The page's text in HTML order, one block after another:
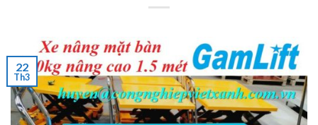
22
Th3